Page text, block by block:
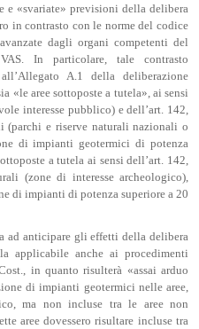
e «svariate» previsioni della delibera
in contrasto con le norme del codice
dagli organi competenti del
In particolare, tale contrasto
A.1 della deliberazione
«le aree sottoposte a tutela», ai sensi
interesse pubblico) e dell’art. 142,
(parchi e riserve naturali nazionali o
di impianti geotermici di potenza
a tutela ai sensi dell’art. 142,
(zone di interesse archeologico),
di impianti di potenza superiore a 20
ad anticipare gli effetti della delibera
applicabile anche ai procedimenti
in quanto risulterà «assai arduo
di impianti geotermici nelle aree,
ma non incluse tra le aree non
aree dovessero risultare incluse tra